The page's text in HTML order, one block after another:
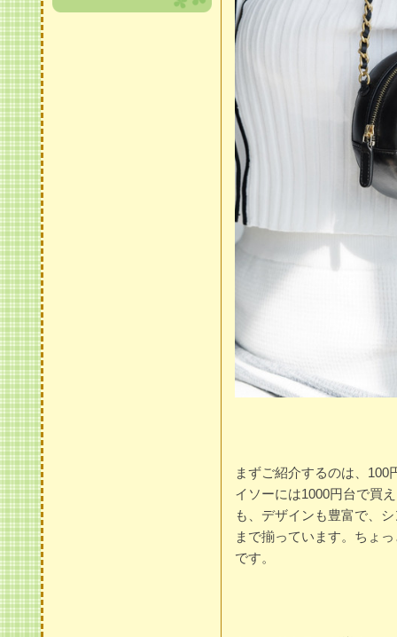
まずご紹介するのは、
イソーには1000円台で買
も、デザインも豊富で、
まで揃っています。ちょ
です。